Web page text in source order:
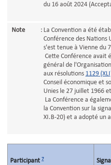
du 16 août 2024
Note : La Convention a été
Conférence des Nations
s'est tenue à Vienne du
Cette Conférence avait
général de
aux résolutions 1129
Conseil économique et
Unies le 27 juillet 1966
La Conférence a
la Convention sur la
XI.B-20) et a adopté un
Participant 7